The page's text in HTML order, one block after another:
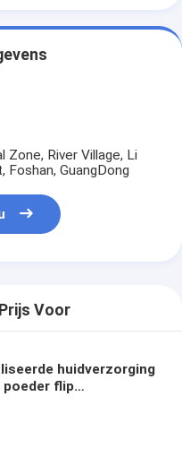
Zone, River Village, Li
Foshan, GuangDong
Voor
huidverzorging
flip